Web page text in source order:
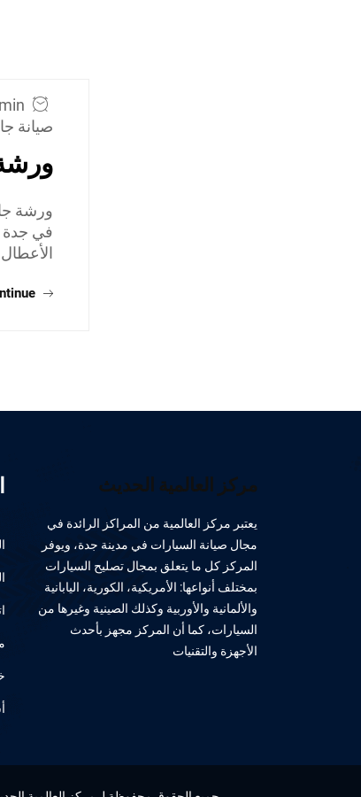
صيانة
ورشة
في جدة
مركز العالمية الحديث
يعتبر مركز العالمية من المراكز الرائدة في
مجال صيانة السيارات في مدينة جدة، ويوفر
المركز كل ما يتعلق بمجال تصليح السيارات
بمختلف أنواعها: الأمريكية، الكورية، اليابانية
والألمانية والأوربية وكذلك الصينية وغيرها من
السيارات، كما أن المركز مجهز بأحدث
الأجهزة والتقنيات